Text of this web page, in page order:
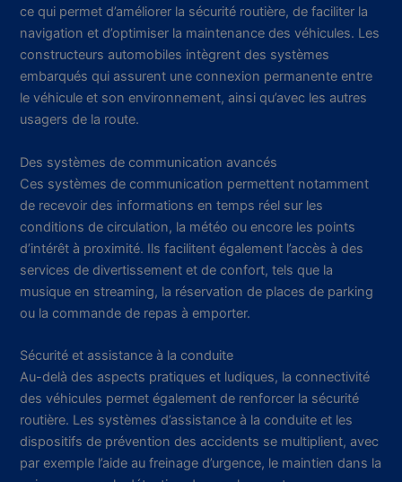
ce qui permet d’améliorer la sécurité routière, de faciliter la
navigation et d’optimiser la maintenance des véhicules. Les
constructeurs automobiles intègrent des systèmes
embarqués qui assurent une connexion permanente entre
le véhicule et son environnement, ainsi qu’avec les autres
usagers de la route.
Des systèmes de communication avancés
Ces systèmes de communication permettent notamment
de recevoir des informations en temps réel sur les
conditions de circulation, la météo ou encore les points
d’intérêt à proximité. Ils facilitent également l’accès à des
services de divertissement et de confort, tels que la
musique en streaming, la réservation de places de parking
ou la commande de repas à emporter.
Sécurité et assistance à la conduite
Au-delà des aspects pratiques et ludiques, la connectivité
des véhicules permet également de renforcer la sécurité
routière. Les systèmes d’assistance à la conduite et les
dispositifs de prévention des accidents se multiplient, avec
par exemple l’aide au freinage d’urgence, le maintien dans la